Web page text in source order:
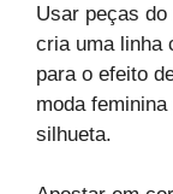
Usar peças
cria uma linha
para o efeito
moda
silhueta.